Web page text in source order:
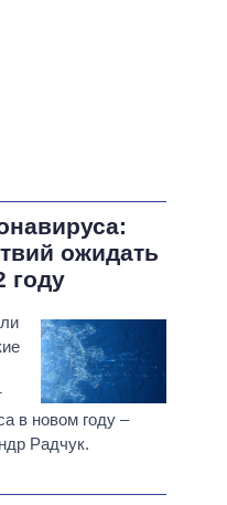
ожидать
году
в новом году –
Радчук.